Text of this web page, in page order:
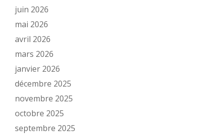
juin 2026
mai 2026
avril 2026
mars 2026
janvier 2026
décembre 2025
novembre 2025
octobre 2025
septembre 2025